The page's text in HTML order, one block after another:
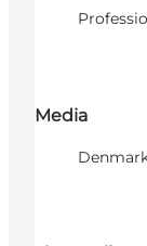
Media